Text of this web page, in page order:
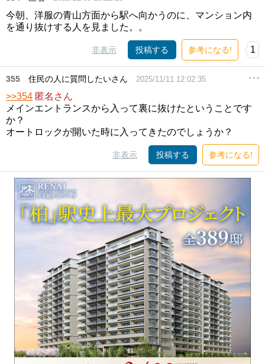
今朝、洋服の青山方面から駅へ向かうのに、マンション内
を通り抜けする人を見ました。。
非表示 投稿する 参考になる! 1
355 住民の人に質問したいさん 2025/11/11 12:02:35
>>354 匿名さん
メインエントランスから入って裏に抜けたということです
か？
オートロックが開いた時に入ってきたのでしょうか？
非表示 投稿する 参考になる!